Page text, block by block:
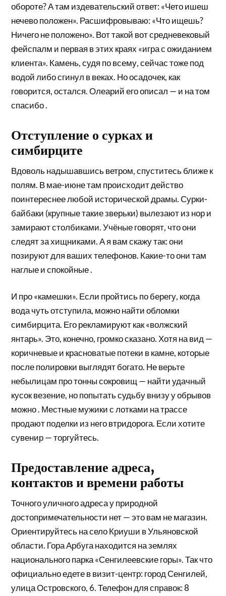
обороте? А там издевательский ответ: «Чето ишеш
нечево положен». Расшифровываю: «Что ищешь?
Ничего не положено». Вот такой вот средневековый
фейспалм и первая в этих краях «игра с ожиданием
клиента». Камень, судя по всему, сейчас тоже под
водой либо сгинул в веках. Но осадочек, как
говорится, остался. Олеарий его описал — и на том
спасибо .
Отступление о сурках и
симбирците
Вдоволь надышавшись ветром, спуститесь ближе к
полям. В мае-июне там происходит действо
поинтереснее любой исторической драмы. Сурки-
байбаки (крупные такие зверьки) вылезают из нор и
замирают столбиками. Учёные говорят, что они
следят за хищниками. А я вам скажу так: они
позируют для ваших телефонов. Какие-то они там
наглые и спокойные .
И про «камешки». Если пройтись по берегу, когда
вода чуть отступила, можно найти обломки
симбирцита. Его рекламируют как «волжский
янтарь». Это, конечно, громко сказано. Хотя на вид —
коричневые и красноватые потеки в камне, которые
после полировки выглядят богато. Не верьте
небылицам про тонны сокровищ — найти удачный
кусок везение, но попытать судьбу внизу у обрывов
можно . Местные мужики с лотками на трассе
продают поделки из него втридорога. Если хотите
сувенир — торгуйтесь.
Предоставление адреса,
контактов и времени работы
Точного уличного адреса у природной
достопримечательности нет — это вам не магазин.
Ориентируйтесь на село Криуши в Ульяновской
области. Гора Арбуга находится на землях
национального парка «Сенгилеевские горы». Так что
официально едете в визит-центр: город Сенгилей,
улица Островского, 6. Телефон для справок: 8